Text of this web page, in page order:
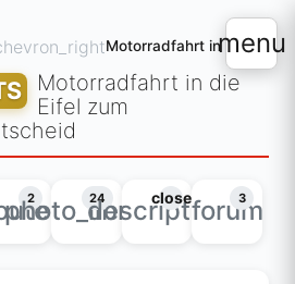
menu
Motorradfahrt in die
Eifel zum
2
photo_library
24
description
closeforum
3